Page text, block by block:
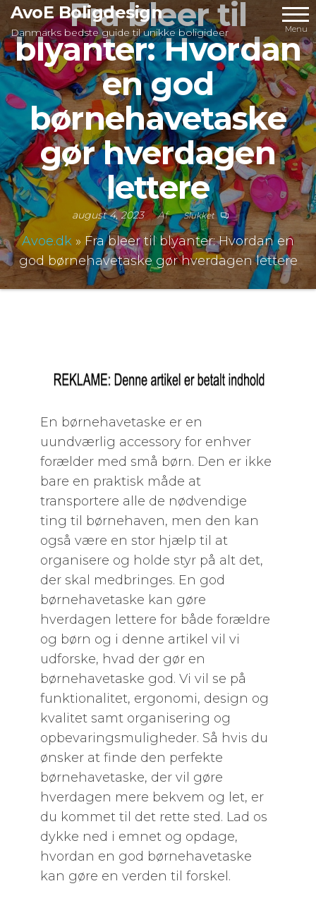
Videre
til
indhold
AvoE Boligdesign
Danmarks bedste guide til unikke boligideer Menu
Fra bleer til
blyanter: Hvordan
en god
børnehavetaske
gør hverdagen
lettere
august 4, 2023 Af Slukket
Avoe.dk » Fra bleer til blyanter: Hvordan en
god børnehavetaske gør hverdagen lettere
En børnehavetaske er en
uundværlig accessory for enhver
forælder med små børn. Den er ikke
bare en praktisk måde at
transportere alle de nødvendige
ting til børnehaven, men den kan
også være en stor hjælp til at
organisere og holde styr på alt det,
der skal medbringes. En god
børnehavetaske kan gøre
hverdagen lettere for både forældre
og børn og i denne artikel vil vi
udforske, hvad der gør en
børnehavetaske god. Vi vil se på
funktionalitet, ergonomi, design og
kvalitet samt organisering og
opbevaringsmuligheder. Så hvis du
ønsker at finde den perfekte
børnehavetaske, der vil gøre
hverdagen mere bekvem og let, er
du kommet til det rette sted. Lad os
dykke ned i emnet og opdage,
hvordan en god børnehavetaske
kan gøre en verden til forskel.